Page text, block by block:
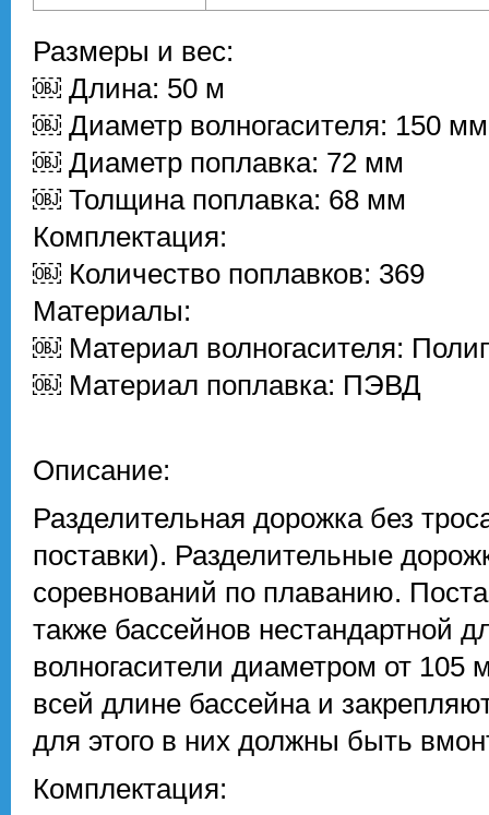
Размеры и вес:
￼ Длина: 50 м
￼ Диаметр волногасителя: 150 мм
￼ Диаметр поплавка: 72 мм
￼ Толщина поплавка: 68 мм
Комплектация:
￼ Количество поплавков: 369
Материалы:
￼ Материал волногасителя:
￼ Материал поплавка: ПЭВД
Описание:
Разделительная дорожка без
поставки). Разделительные
соревнований по плаванию.
также бассейнов нестандартной
волногасители диаметром от
всей длине бассейна и
для этого в них должны быть
Комплектация: